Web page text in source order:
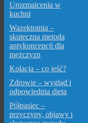
Urozmaicenia w
kuchni
Wazektomia –
skuteczna metoda
antykoncepcji dla
mężczyzn
Kolacja – co jeść?
Zdrowie – wygląd i
odpowiednia dieta
Półpasiec –
przyczyny, objawy i